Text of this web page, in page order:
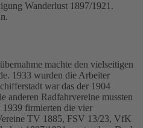
Wanderlust 1897/1921.
machte den vielseitigen
1933 wurden die Arbeiter
war das der 1904
anderen Radfahrvereine mussten
1939 firmierten die vier
TV 1885, FSV 13/23, VfK